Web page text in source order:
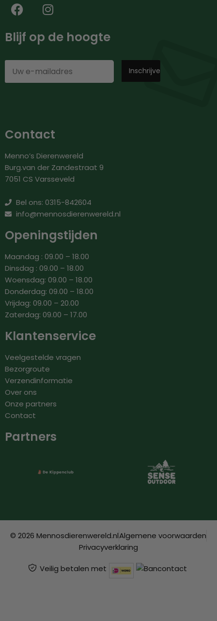
Blijf op de hoogte
Contact
Menno’s Dierenwereld
Burg.van der Zandestraat 9
7051 CS Varsseveld
Bel ons: 0315-842604
info@mennosdierenwereld.nl
Openingstijden
Maandag : 09.00 – 18.00
Dinsdag : 09.00 – 18.00
Woensdag: 09.00 – 18.00
Donderdag: 09.00 – 18.00
Vrijdag: 09.00 – 20.00
Zaterdag: 09.00 – 17.00
Klantenservice
Veelgestelde vragen
Bezorgroute
Verzendinformatie
Over ons
Onze partners
Contact
Partners
© 2026 Mennosdierenwereld.nlAlgemene voorwaarden
Privacyverklaring
Veilig betalen met